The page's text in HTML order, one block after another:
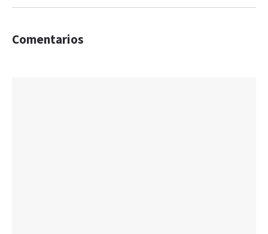
Comentarios